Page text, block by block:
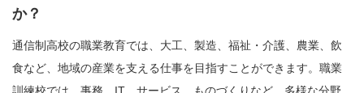
か？
通信制高校の職業教育では、大工、製造、福祉・介護、農業、飲
食など、地域の産業を支える仕事を目指すことができます。職業